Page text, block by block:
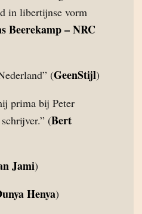
in libertijnse vorm
Beerekamp – NRC
(GeenStijl)
prima bij Peter
(Bert
Jami)
Henya)